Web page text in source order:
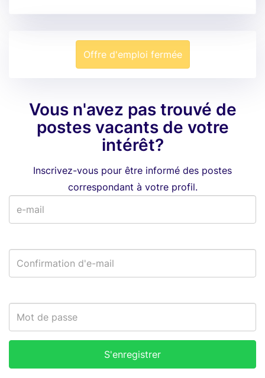
Offre d'emploi fermée
Vous n'avez pas trouvé de
postes vacants de votre
intérêt?
Inscrivez-vous pour être informé des postes
correspondant à votre profil.